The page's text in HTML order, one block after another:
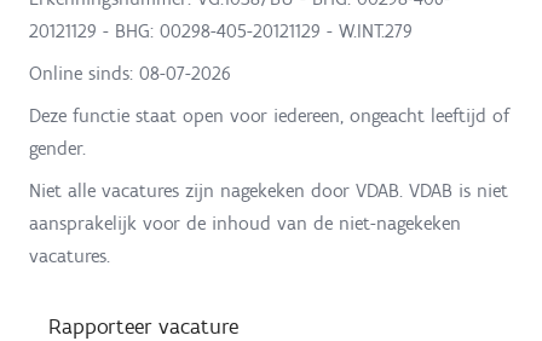
20121129 - BHG: 00298-405-20121129 - W.INT.279
Online sinds: 08-07-2026
Deze functie staat open voor iedereen, ongeacht leeftijd of
gender.
Niet alle vacatures zijn nagekeken door VDAB. VDAB is niet
aansprakelijk voor de inhoud van de niet-nagekeken
vacatures.
Rapporteer vacature